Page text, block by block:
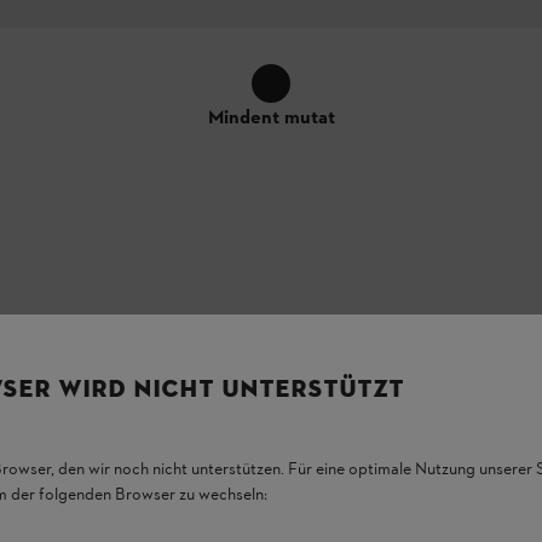
Mindent mutat
megjelenése és konkrét elhelyezése a terméken eltérhet az
WIRD NICHT UNTERSTÜTZT
den wir noch nicht unterstützen. Für eine optimale Nutzung unserer
der folgenden Browser zu wechseln: